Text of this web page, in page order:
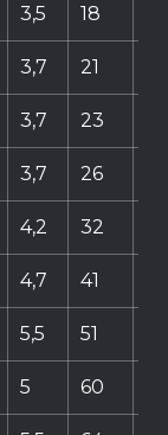
3,5 18
3,7 21
3,7 23
3,7 26
4,2 32
4,7 41
5,5 51
5 60